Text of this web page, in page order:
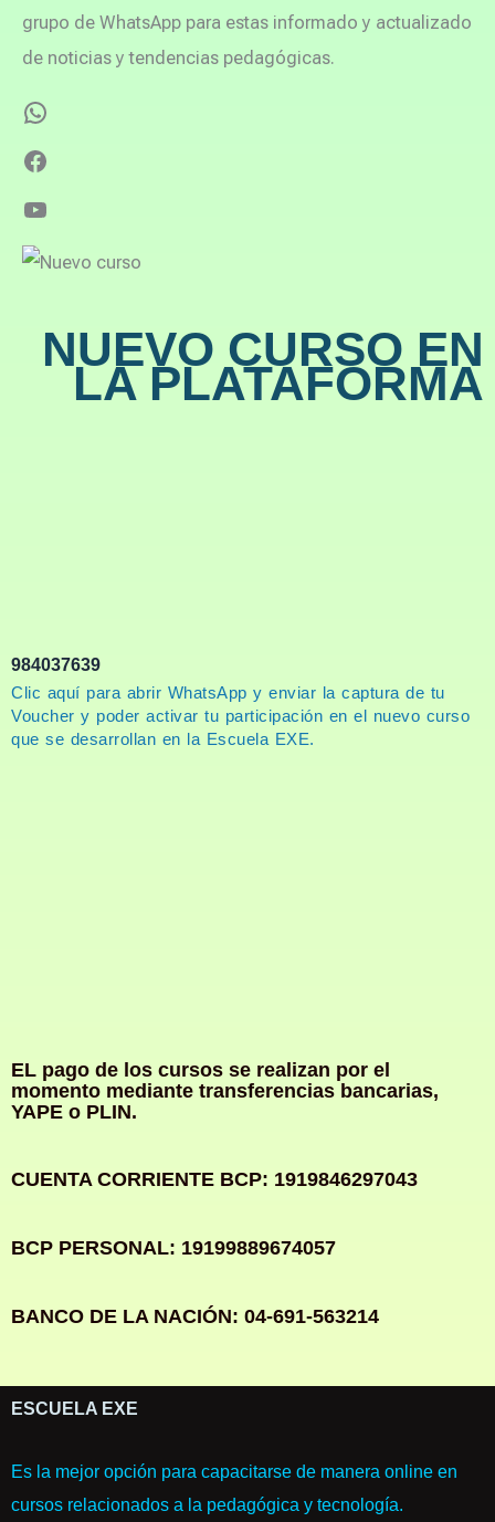
grupo de WhatsApp para estas informado y actualizado
de noticias y tendencias pedagógicas.
NUEVO CURSO EN
LA PLATAFORMA
984037639
Clic aquí para abrir WhatsApp y enviar la captura de tu
Voucher y poder activar tu participación en el nuevo curso
que se desarrollan en la Escuela EXE.
EL pago de los cursos se realizan por el
momento mediante transferencias bancarias,
YAPE o PLIN.
CUENTA CORRIENTE BCP: 1919846297043
BCP PERSONAL: 19199889674057
BANCO DE LA NACIÓN: 04-691-563214
ESCUELA EXE
Es la mejor opción para capacitarse de manera online en
cursos relacionados a la pedagógica y tecnología.